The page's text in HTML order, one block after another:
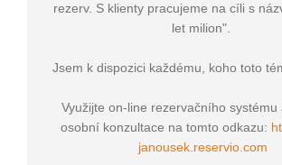
rezerv. S klienty pracujeme na cíli s
let milion".
Jsem k dispozici každému, koho toto
Využijte on-line rezervačního systému
osobní konzultace na tomto odkazu:
janousek.reservio.com